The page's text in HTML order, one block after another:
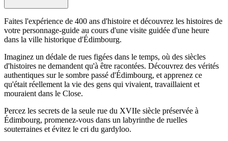
Faites l'expérience de 400 ans d'histoire et découvrez les histoires de
votre personnage-guide au cours d'une visite guidée d'une heure
dans la ville historique d'Édimbourg.
Imaginez un dédale de rues figées dans le temps, où des siècles
d'histoires ne demandent qu'à être racontées. Découvrez des vérités
authentiques sur le sombre passé d'Édimbourg, et apprenez ce
qu'était réellement la vie des gens qui vivaient, travaillaient et
mouraient dans le Close.
Percez les secrets de la seule rue du XVIIe siècle préservée à
Édimbourg, promenez-vous dans un labyrinthe de ruelles
souterraines et évitez le cri du gardyloo.